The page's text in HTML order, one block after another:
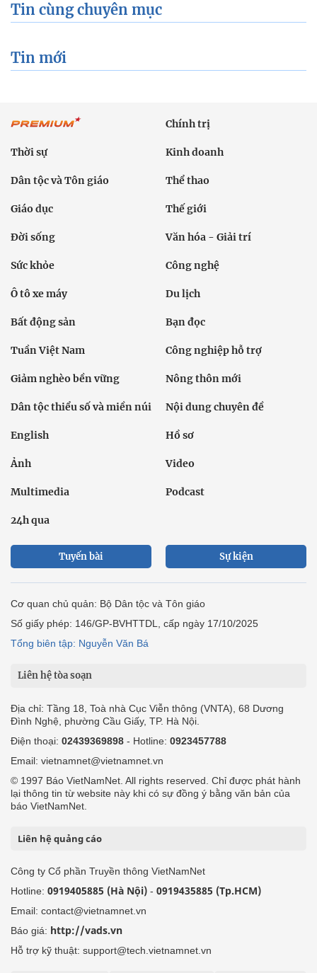
Tin cùng chuyên mục
Tin mới
Chính trị
Thời sự Kinh doanh
Dân tộc và Tôn giáo Thể thao
Giáo dục Thế giới
Đời sống Văn hóa - Giải trí
Sức khỏe Công nghệ
Ô tô xe máy Du lịch
Bất động sản Bạn đọc
Tuần Việt Nam Công nghiệp hỗ trợ
Giảm nghèo bền vững Nông thôn mới
Dân tộc thiểu số và miền núi Nội dung chuyên đề
English Hồ sơ
Ảnh Video
Multimedia Podcast
24h qua
Tuyến bài Sự kiện
Cơ quan chủ quản: Bộ Dân tộc và Tôn giáo
Số giấy phép: 146/GP-BVHTTDL, cấp ngày 17/10/2025
Tổng biên tập: Nguyễn Văn Bá
Liên hệ tòa soạn
Địa chỉ: Tầng 18, Toà nhà Cục Viễn thông (VNTA), 68 Dương
Đình Nghệ, phường Cầu Giấy, TP. Hà Nội.
Điện thoại: 02439369898 - Hotline: 0923457788
Email: vietnamnet@vietnamnet.vn
© 1997 Báo VietNamNet. All rights reserved. Chỉ được phát hành
lại thông tin từ website này khi có sự đồng ý bằng văn bản của
báo VietNamNet.
Liên hệ quảng cáo
Công ty Cổ phần Truyền thông VietNamNet
Hotline: 0919405885 (Hà Nội) - 0919435885 (Tp.HCM)
Email: contact@vietnamnet.vn
Báo giá: http://vads.vn
Hỗ trợ kỹ thuật: support@tech.vietnamnet.vn